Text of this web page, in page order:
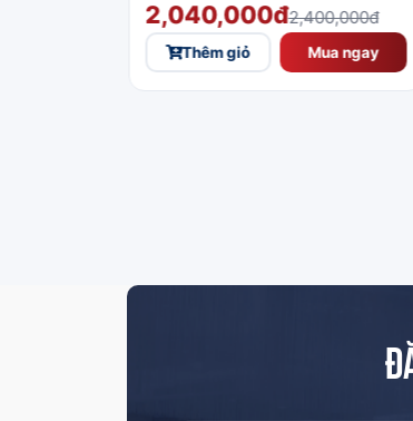
TRONG DOANH NGHIỆP SME
2,040,000đ2,400,000đ
Thêm giỏ Mua ngay